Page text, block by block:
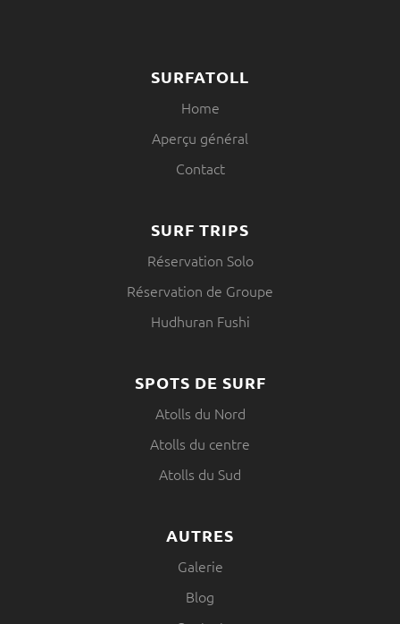
SURFATOLL
Home
Aperçu général
Contact
SURF TRIPS
Réservation Solo
Réservation de Groupe
Hudhuran Fushi
SPOTS DE SURF
Atolls du Nord
Atolls du centre
Atolls du Sud
AUTRES
Galerie
Blog